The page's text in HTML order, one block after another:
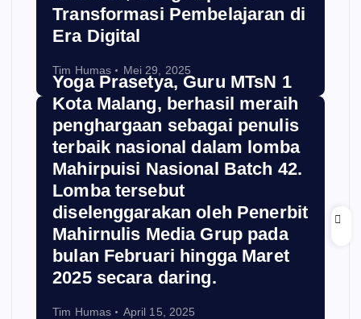
Transformasi Pembelajaran di
Era Digital
Tim Humas Mei 29, 2025
Yoga Prasetya, Guru MTsN 1
Kota Malang, berhasil meraih
penghargaan sebagai penulis
terbaik nasional dalam lomba
Mahirpuisi Nasional Batch 42.
Lomba tersebut
diselenggarakan oleh Penerbit
Mahirnulis Media Grup pada
bulan Februari hingga Maret
2025 secara daring.
Tim Humas April 15, 2025